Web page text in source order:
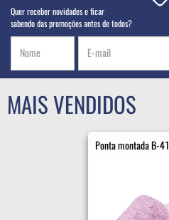
Quer receber novidades e ficar
sabendo das promoções antes de todos?
MAIS VENDIDOS
Ponta montada B-41